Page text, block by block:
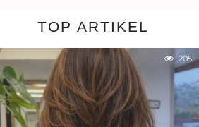
TOP ARTIKEL
205